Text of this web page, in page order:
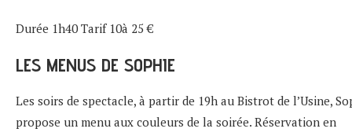
Durée 1h40 Tarif 10à 25 €
LES MENUS DE SOPHIE
Les soirs de spectacle, à partir de 19h au Bistrot de l’Usine,
propose un menu aux couleurs de la soirée. Réservation en